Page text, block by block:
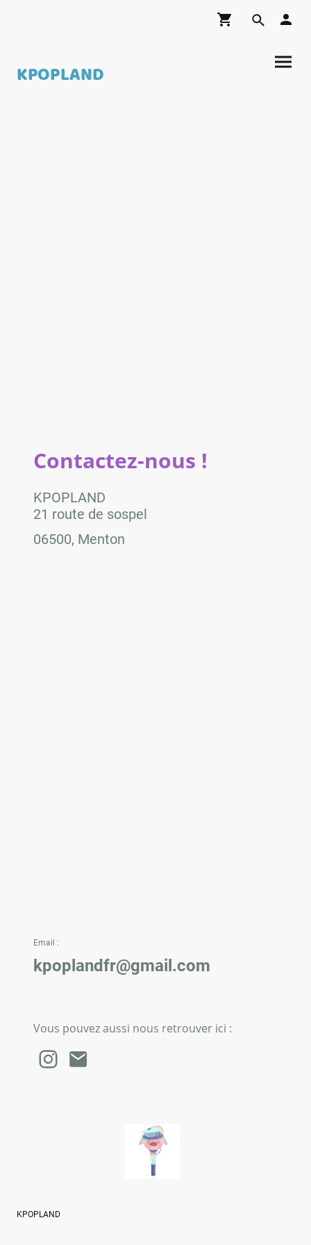
KPOPLAND
Contactez-nous !
KPOPLAND
21 route de sospel
06500, Menton
Email :
kpoplandfr@gmail.com
Vous pouvez aussi nous retrouver ici :
KPOPLAND